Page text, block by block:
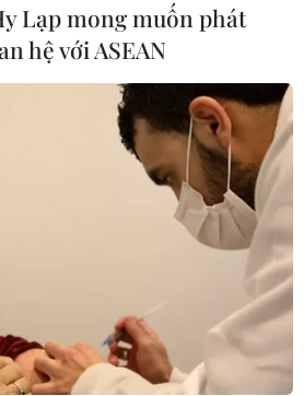
Lạp mong muốn phát
hệ với ASEAN